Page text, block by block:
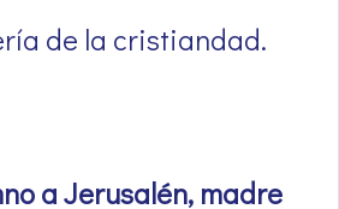
de la cristiandad.
a Jerusalén, madre